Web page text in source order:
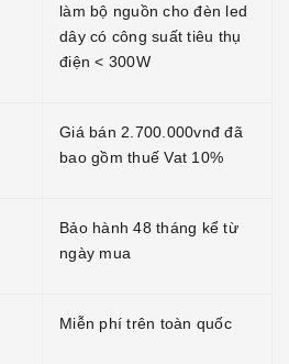
làm bộ nguồn cho đèn led
dây có công suất tiêu thụ
điện < 300W
Giá bán 2.700.000vnđ đã
bao gồm thuế Vat 10%
Bảo hành 48 tháng kể từ
ngày mua
Miễn phí trên toàn quốc